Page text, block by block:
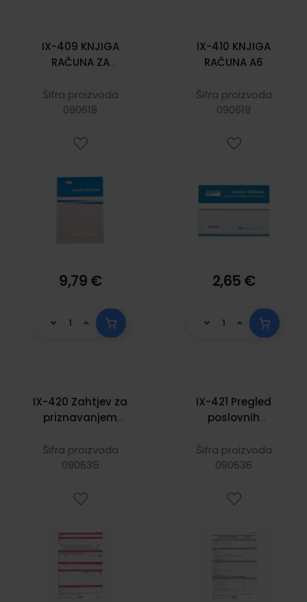
IX-409 KNJIGA
RAČUNA ZA
Blok 3 x 50 listova,
21 x 29,7 cm
Šifra proizvoda
090618
9,79 €
IX-410 KNJIGA
RAČUNA A6
Šifra proizvoda
090619
2,65 €
IX-420 Zahtjev za
priznavanjem
posebnom
postupku
DOH), arak,
Šifra proizvoda
090635
IX-421 Pregled
poslovnih
izdataka od
samostalne
ostvarenih
Šifra proizvoda
090636